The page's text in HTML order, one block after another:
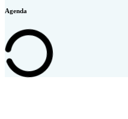
Agenda